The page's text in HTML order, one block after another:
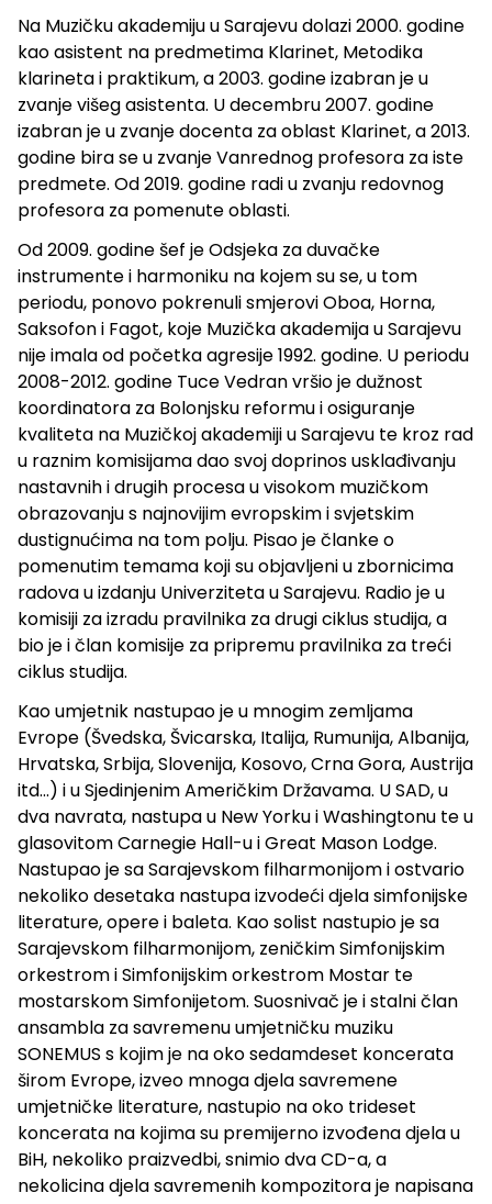
Na Muzičku akademiju u Sarajevu dolazi 2000. godine
kao asistent na predmetima Klarinet, Metodika
klarineta i praktikum, a 2003. godine izabran je u
zvanje višeg asistenta. U decembru 2007. godine
izabran je u zvanje docenta za oblast Klarinet, a 2013.
godine bira se u zvanje Vanrednog profesora za iste
predmete. Od 2019. godine radi u zvanju redovnog
profesora za pomenute oblasti.
Od 2009. godine šef je Odsjeka za duvačke
instrumente i harmoniku na kojem su se, u tom
periodu, ponovo pokrenuli smjerovi Oboa, Horna,
Saksofon i Fagot, koje Muzička akademija u Sarajevu
nije imala od početka agresije 1992. godine. U periodu
2008-2012. godine Tuce Vedran vršio je dužnost
koordinatora za Bolonjsku reformu i osiguranje
kvaliteta na Muzičkoj akademiji u Sarajevu te kroz rad
u raznim komisijama dao svoj doprinos usklađivanju
nastavnih i drugih procesa u visokom muzičkom
obrazovanju s najnovijim evropskim i svjetskim
dustignućima na tom polju. Pisao je članke o
pomenutim temama koji su objavljeni u zbornicima
radova u izdanju Univerziteta u Sarajevu. Radio je u
komisiji za izradu pravilnika za drugi ciklus studija, a
bio je i član komisije za pripremu pravilnika za treći
ciklus studija.
Kao umjetnik nastupao je u mnogim zemljama
Evrope (Švedska, Švicarska, Italija, Rumunija, Albanija,
Hrvatska, Srbija, Slovenija, Kosovo, Crna Gora, Austrija
itd...) i u Sjedinjenim Američkim Državama. U SAD, u
dva navrata, nastupa u New Yorku i Washingtonu te u
glasovitom Carnegie Hall-u i Great Mason Lodge.
Nastupao je sa Sarajevskom filharmonijom i ostvario
nekoliko desetaka nastupa izvodeći djela simfonijske
literature, opere i baleta. Kao solist nastupio je sa
Sarajevskom filharmonijom, zeničkim Simfonijskim
orkestrom i Simfonijskim orkestrom Mostar te
mostarskom Simfonijetom. Suosnivač je i stalni član
ansambla za savremenu umjetničku muziku
SONEMUS s kojim je na oko sedamdeset koncerata
širom Evrope, izveo mnoga djela savremene
umjetničke literature, nastupio na oko trideset
koncerata na kojima su premijerno izvođena djela u
BiH, nekoliko praizvedbi, snimio dva CD-a, a
nekolicina djela savremenih kompozitora je napisana